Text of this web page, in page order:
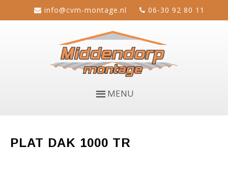
info@cvm-montage.nl 06-30 92 80 11
MENU
PLAT DAK 1000 TR